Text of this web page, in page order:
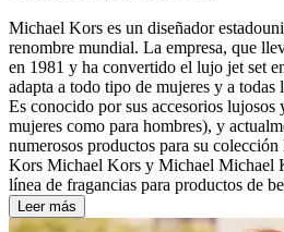
Michael Kors es un diseñador
renombre mundial. La empresa, que
en 1981 y ha convertido el lujo jet set
adapta a todo tipo de mujeres y a todas
Es conocido por sus accesorios lujosos
mujeres como para hombres), y
numerosos productos para su
Kors Michael Kors y Michael Michael
línea de fragancias para productos de
Leer más